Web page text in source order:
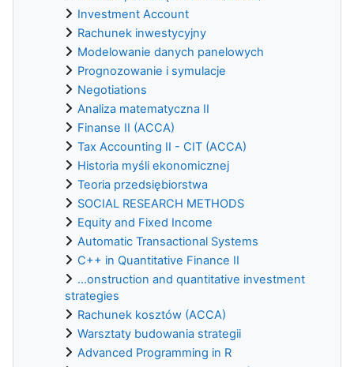
Investment Account
Rachunek inwestycyjny
Modelowanie danych panelowych
Prognozowanie i symulacje
Negotiations
Analiza matematyczna II
Finanse II (ACCA)
Tax Accounting II - CIT (ACCA)
Historia myśli ekonomicznej
Teoria przedsiębiorstwa
SOCIAL RESEARCH METHODS
Equity and Fixed Income
Automatic Transactional Systems
C++ in Quantitative Finance II
...onstruction and quantitative investment
strategies
Rachunek kosztów (ACCA)
Warsztaty budowania strategii
Advanced Programming in R